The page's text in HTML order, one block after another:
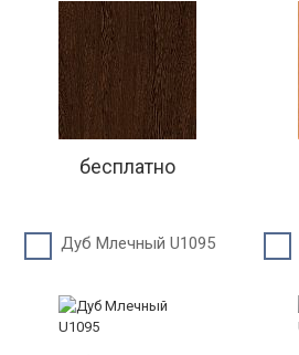
бесплатно
Дуб Млечный U1095